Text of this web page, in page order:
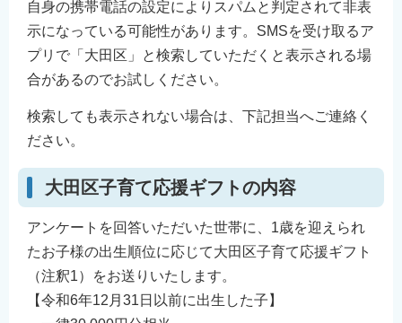
自身の携帯電話の設定によりスパムと判定されて非表
示になっている可能性があります。SMSを受け取るア
プリで「大田区」と検索していただくと表示される場
合があるのでお試しください。
検索しても表示されない場合は、下記担当へご連絡く
ださい。
大田区子育て応援ギフトの内容
アンケートを回答いただいた世帯に、1歳を迎えられ
たお子様の出生順位に応じて大田区子育て応援ギフト
（注釈1）をお送りいたします。
【令和6年12月31日以前に出生した子】